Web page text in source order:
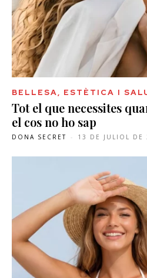
BELLESA, ESTÈTICA I
Tot el que necessites
el cos no ho sap
DONA SECRET - 13 DE JULIOL DE